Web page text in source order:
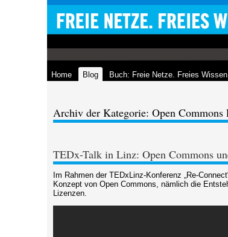
Home Blog Buch: Freie Netze. Freies
Archiv der Kategorie: Open Commons
TEDx-Talk in Linz: Open Commons
Im Rahmen der TEDxLinz-Konferenz „Re-
Konzept von Open Commons, nämlich die
Lizenzen.